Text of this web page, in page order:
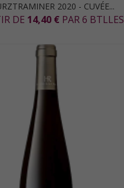
2020 - CUVÉE...
DE 14,40 € PAR 6 BTLLES